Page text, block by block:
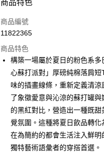
信用卡一次付款
LINE Pay
Apple Pay
街口支付
悠遊付
Google Pay
全盈+PAY
商品特色
商品編號
11822365
商品特色
構築一場屬於夏日的粉色系
心蘇打派對」厚磅純棉落肩
味的插畫線條，重新定義清
了象徵愛意與沁涼的蘇打罐
的黑紅對比，營造出一種既
覺氛圍。這種將夏日飲品轉
在為簡約的都會生活注入鮮
獨特藝術語彙者的穿搭首選。